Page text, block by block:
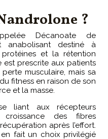
?
Décanoate de
anabolisant destiné à
et la rétention
est prescrite aux patients
musculaire, mais sa
fitness en raison de son
et la masse.
liant aux récepteurs
des fibres
après l’effort.
fait un choix privilégié